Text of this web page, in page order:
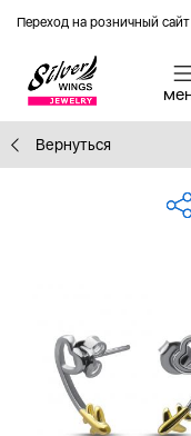
Переход на розничный сайт
Вернуться